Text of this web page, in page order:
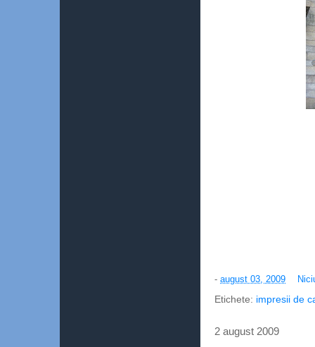
- august 03, 2009
Etichete: impresii de
2 august 2009